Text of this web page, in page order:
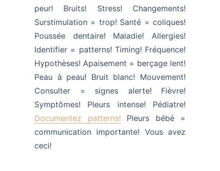
peur! Bruits! Stress! Changements!
Surstimulation = trop! Santé = coliques!
Poussée dentaire! Maladie! Allergies!
Identifier = patterns! Timing! Fréquence!
Hypothèses! Apaisement = berçage lent!
Peau à peau! Bruit blanc! Mouvement!
Consulter = signes alerte! Fièvre!
Symptômes! Pleurs intense! Pédiatre!
Documentez patterns! Pleurs bébé =
communication importante! Vous avez
ceci!